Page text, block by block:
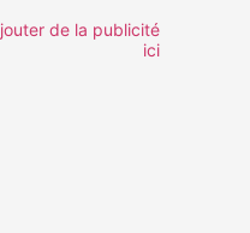
de la publicité
ici